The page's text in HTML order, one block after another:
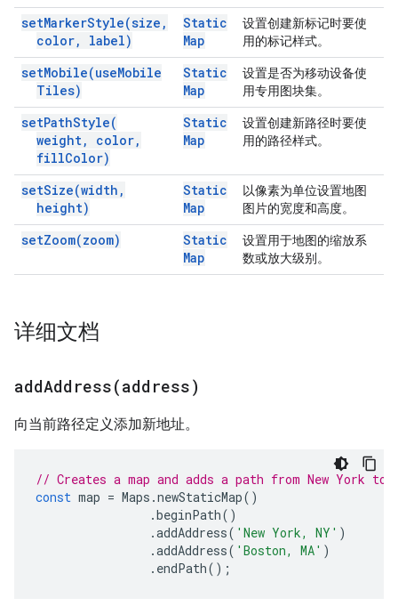
setMarkerStyle(size ,
color, label)
Static
Map
设置创建新标记时要使
用的标记样式。
setMobile(useMobile
Tiles)
Static
Map
设置是否为移动设备使
用专用图块集。
setPathStyle(
weight, color,
fillColor)
Static
Map
设置创建新路径时要使
用的路径样式。
setSize(width ,
height)
Static
Map
以像素为单位设置地图
图片的宽度和高度。
setZoom(zoom)
Static
Map
设置用于地图的缩放系
数或放大级别。
详细文档
addAddress(address)
向当前路径定义添加新地址。
// Creates a map and adds a path from New York to
const map = Maps .newStaticMap()
.beginPath()
.addAddress( 'New York, NY' )
.addAddress( 'Boston, MA' )
. endPath();